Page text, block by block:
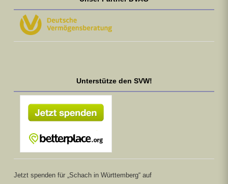
Unterstütze den SVW!
Jetzt spenden für „Schach in Württemberg“ auf